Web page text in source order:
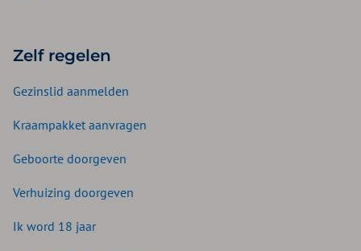
Zelf regelen
Gezinslid aanmelden
Kraampakket aanvragen
Geboorte doorgeven
Verhuizing doorgeven
Ik word 18 jaar